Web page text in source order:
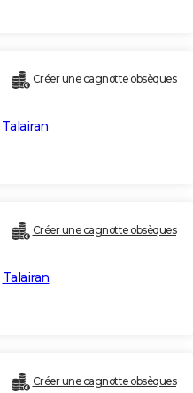
Créer une cagnotte obsèques
Talairan
Créer une cagnotte obsèques
Talairan
Créer une cagnotte obsèques